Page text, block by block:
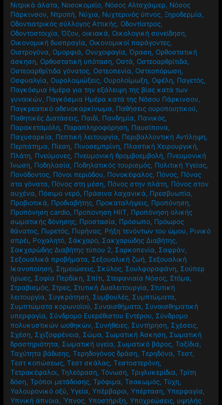
Νιτρικά άλατα, Νοσοκομείο, Νόσος Αλτσχάιμερ, Νόσος
Πάρκινσον, Ντροπή, Νύχια, Νυχτερινός ύπνος,Ξηροδερμία,
Οδοντιατρικός σύλλογος Αττικής, Οδοντίατρος,
Οδοντοστοιχία,Όζον,οικιακά, Οικολογική συνείδηση,
Οικονομική δυσπραγία, Οικονομικοί παράγοντες,
Οιστρογόνα, Ομορφιά, Ονυχοφαγία,Όραση, Ορθοστατική
άσκηση, Ορθοστατική υπόταση, Οστά, Οστεοαρθρίτιδα,
Οστεοαρθρίτιδα γόνατος, Οστεοπενία, Οστεοπόρωση,
Οσφυαλγία, Ουρολοιμώξεις, Ουρολοίμωξη, Οφέλη, Παγετός,
Παγκόσμια Ημέρα για την εξάλειψη της βίας κατά των
γυναικών, Παγκόσμια Ημέρα κατά της Νόσου Πάρκινσον,
Παγκρεατικό αδενοκαρκίνωμα, Παθήσεις ουροποιητικού,
Παθητικές Διατάσεις, Παιδί, Πανδημία, Πανικός,
Παρακεταμόλη, Παραπληροφόρηση, Παυσίπονα,
Παχυσαρκία, Πεπτική λειτουργία, Περιβαλλοντική Αντίληψη,
Περπάτημα, Πίεση, Πινοσεμπρίνη, Πλαστική Χειρουργική,
Πλάτη, Πνεύμονες, Πνευμονική θρομβοεμβολή, Πνευμονική
Ίνωση, Ποδηλασία, Ποδηλατικός τουρισμός, Πολιτική Υγείας,
Πονόδοντος, Πόνοι περιόδου, Πονοκέφαλος, Πόνος, Πόνος
στα γόνατα, Πόνος στη μέση, Πόνος στην πλάτη, Πόνος στον
αυχένα, Πόσιμο νερό, Πράσινα λαχανικά, Πρεσβυωπία,
Προβιοτικά, Προδιαβήτης, Προκαταλήψεις, Προπόνηση,
Προπόνηση cardio, Προπονηση HIIT, Προπόνηση ολικής
σωματικής δόνησης, Προστασία, Πρόσωπο, Πρόωρος
θάνατος, Πυρετός, Πυρήνας, Ρήξη τενόντων του ώμου, Ρινικό
σπρέι, Ροχαλητό, Σάκχαρο, Σακχαρώδης Διαβήτης,
Σακχαρώδης Διαβήτης τύπου 2, Σαρκοπενία, Σαφράν,
Σεξουαλικά προβήματα, Σεξουαλική ζωή, Σεξουαλική
Ικανοποίηση, Σημειώσεις, Σκύλος, Σουλφοραφάνη, Σούπερ
ήρωες, Σοφία Περδίκη, Σπίτι, Στεφανιαία Νόσος, Στόμα,
Στραβισμός, Στρες, Στυτική Δυσλειτουργία, Στυτική
λειτουργία, Συγκράτηση, Συμβουλές, Συμπτώματα,
Συμπτώματα κορωνοϊού, Συναισθήματα, Συναισθηματική
υπερφαγία, Σύνδρομο Ευερέθιστου Εντέρου, Σύνδρομο
πολυκυστικών ωοθηκών, Συνήθειες, Συντήρηση, Σχέσεις,
Σχέση, Σχιζοφρένεια, Σώμα, Σωματική Άσκηση, Σωματική
δραστηριότητα, Σωματική υγεία, Σωματικό βάρος,Ταξίδια,
Ταχύτητα βάδισης,Τερηδογόνος δράση,Τερηδόνα,Τεστ,
Τεστ κοπώσεως,Τεστ σκάλας,Τεστοστερόνη,
Τετρακέφαλοι,Τηλεόραση,Τόνωση,Τριγλυκερίδια,Τρίτη
δόση,Τρόποι μετάδοσης,Τρόφιμα,Τσακωμός,Τύχη,
Υαλουρονικό οξύ,Υγεία,Υπέρβαροι,Υπέρταση,Υπερφαγία,
Υπνική άπνοια,Ύπνος,Υποστήριξη,Υποχρεώσεις, υψηλής